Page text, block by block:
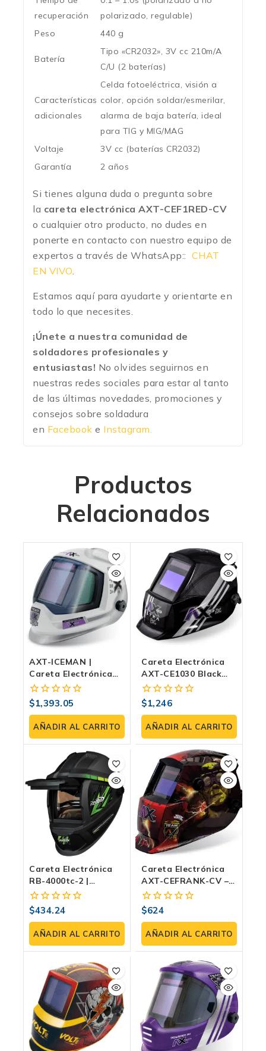
recuperación
polarizado, regulable)
Peso
440 g
Batería
Tipo «CR2032», 3V cc 210m/A
C/U (2 baterías)
Características
adicionales
Celda fotoeléctrica, visión a
color, opción soldar/esmerilar,
alarma de baja batería, ideal
para TIG y MIG/MAG
Voltaje
3V cc (baterías CR2032)
Garantía
2 años
Si tienes alguna duda o pregunta sobre
la careta electrónica AXT-CEF1RED-CV
o cualquier otro producto, no dudes en
ponerte en contacto con nuestro equipo de
expertos a través de WhatsApp:: CHAT
EN VIVO.
Estamos aquí para ayudarte y orientarte en
todo lo que necesites.
¡Únete a nuestra comunidad de
soldadores profesionales y
entusiastas! No olvides seguirnos en
nuestras redes sociales para estar al tanto
de las últimas novedades, promociones y
consejos sobre soldadura
en Facebook e Instagram.
Productos
Relacionados
AXT-ICEMAN |
Careta Electrónica
De Sombra Variable
DIN 4–8 / 9–13, 4
Sensores, Pantalla
Digital Y Modo
0
fuera
de
5
$1,393.05
AÑADIR AL CARRITO
Careta Electrónica
AXT-CE1030 Black
Edition – Sombra
Variable, Visión A
Color, Protección
UV/IR
0
fuera
de
5
$1,246
AÑADIR AL CARRITO
Careta Electrónica
RB-4000tc-2 |
Autooscurecimiento
DIN 9–13, Celda Solar
Y Visión 93×43 Mm
0
fuera
de
5
$434.24
AÑADIR AL CARRITO
Careta Electrónica
AXT-CEFRANK-CV –
Sombra Variable,
Visión A Color,
Protección UV/IR,
Diseño De
0
fuera
de
5
$624
AÑADIR AL CARRITO